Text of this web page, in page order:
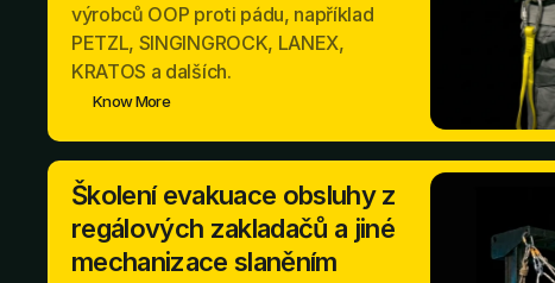
výrobců OOP proti pádu, například
PETZL, SINGINGROCK, LANEX,
KRATOS a dalších.
Know More
Školení evakuace obsluhy z
regálových zakladačů a jiné
mechanizace slaněním